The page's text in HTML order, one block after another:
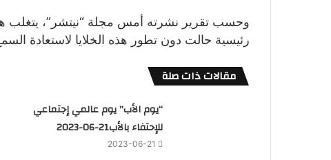
وحسب تقرير نشرته أمس مجلة “نيتشر”، يتغلب
رئيسية حالت دون تطور هذه الخلايا لاستعادة
مقالات ذات صلة
“يوم الأب” يوم عالمي إجتماعي
للإحتفاء بالأب21-06-2023
2023-06-21